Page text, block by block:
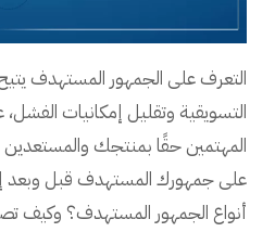
التعرف على الجمهور المستهدف
التسويقية وتقليل إمكانيات
المهتمين حقًا بمنتجك
على جمهورك المستهدف قبل
أنواع الجمهور المستهدف؟ وكيف